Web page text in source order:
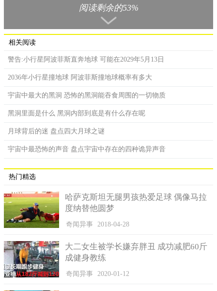
言论称，宇宙并没有所谓的外面，它只有里面，外面是虚无。这
商榷，因为在人们的意识里，不管任何东西，都不可能只存在里
面，而没有外面的。
的，当然也一定存在外面，除非没有了空间，那“外面”自然也就
不通的了。
宇宙的边缘
宇宙的巨大我们多少还是有概念的，不管多大的物体，它都是有
边缘的，不然怎么能知道它多大，这个宇宙自然也不能例外。
但是宇宙的边缘又是会自扩，并且扩散速度依然超过光速。
阅读剩余的53%
相关阅读
警告:小行星阿波菲斯直奔地球 可能在2029年5月13日
2036年小行星撞地球 阿波菲斯撞地球概率有多大
宇宙中最大的黑洞 恐怖的黑洞能吞食周围的一切物质
黑洞里面是什么 黑洞内部到底是有什么存在呢
月球背后的迷 盘点四大月球之谜
宇宙中最恐怖的声音 盘点宇宙中存在的四种诡异声音
热门精选
哈萨克斯坦无腿男孩热爱足球 偶像马拉
度纳替他圆梦
奇闻异事 2018-04-28
大二女生被学长嫌弃胖丑 成功减肥60斤
成健身教练
奇闻异事 2020-01-12